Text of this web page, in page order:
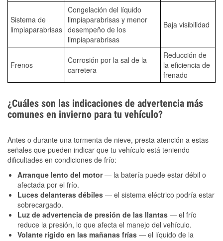
Sistema de
limpiaparabrisas
Congelación del líquido
limpiaparabrisas y menor
desempeño de los
limpiaparabrisas
Baja visibilidad
Frenos
Corrosión por la sal de la
carretera
Reducción de
la eficiencia de
frenado
¿Cuáles son las indicaciones de advertencia más
comunes en invierno para tu vehículo?
Antes o durante una tormenta de nieve, presta atención a estas
señales que pueden indicar que tu vehículo está teniendo
dificultades en condiciones de frío:
Arranque lento del motor— la batería puede estar débil o
afectada por el frío.
Luces delanteras débiles — el sistema eléctrico podría estar
sobrecargado.
Luz de advertencia de presión de las llantas — el frío
reduce la presión, lo que afecta el manejo del vehículo.
Volante rígido en las mañanas frías — el líquido de la